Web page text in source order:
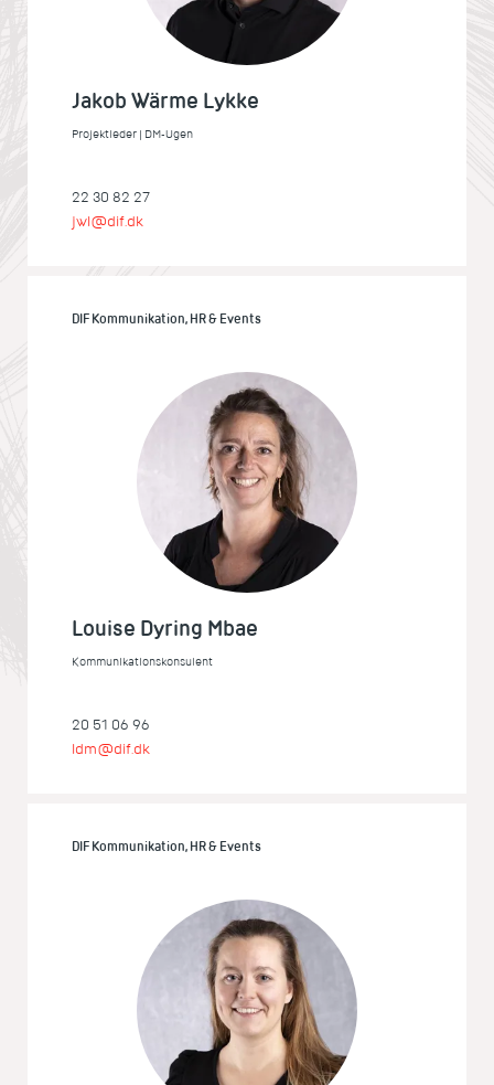
Jakob Wärme Lykke
Projektleder | DM-Ugen
22 30 82 27
jwl@dif.dk
DIF Kommunikation, HR & Events
Louise Dyring Mbae
Kommunikationskonsulent
20 51 06 96
ldm@dif.dk
DIF Kommunikation, HR & Events